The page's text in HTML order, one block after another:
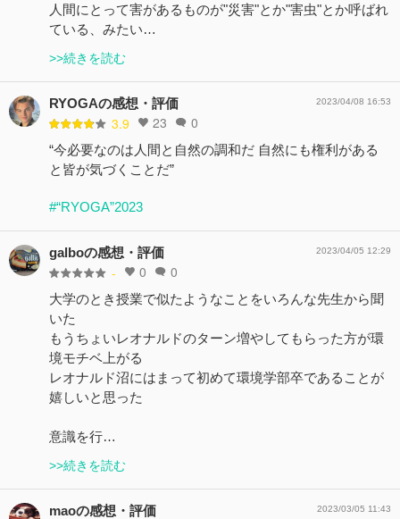
人間にとって害があるものが"災害"とか"害虫"とか呼ばれ
ている、みたい…
>>続きを読む
RYOGAの感想・評価
3.9 23 0
2023/04/08 16:53
“今必要なのは人間と自然の調和だ 自然にも権利がある
と皆が気づくことだ”
#“RYOGA”2023
galboの感想・評価
- 0 0
2023/04/05 12:29
大学のとき授業で似たようなことをいろんな先生から聞
いた
もうちょいレオナルドのターン増やしてもらった方が環
境モチベ上がる
レオナルド沼にはまって初めて環境学部卒であることが
嬉しいと思った
意識を行…
>>続きを読む
maoの感想・評価 2023/03/05 11:43